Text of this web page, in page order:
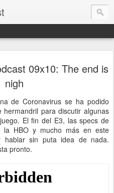
09x10: The end is
nigh
de Coronavirus se ha podido
para discutir algunas
El fin del E3, las specs de
HBO y mucho más en este
hablar sin puta idea de nada.
pronto.